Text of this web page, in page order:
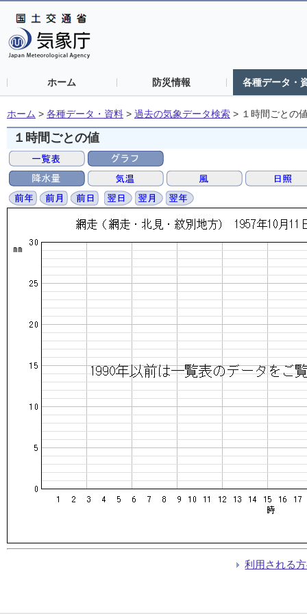
ホーム 防災情報 各種データ・
ホーム > 各種データ・資料 > 過去の気象データ検索 > １時間ごとの
１時間ごとの値
利用される